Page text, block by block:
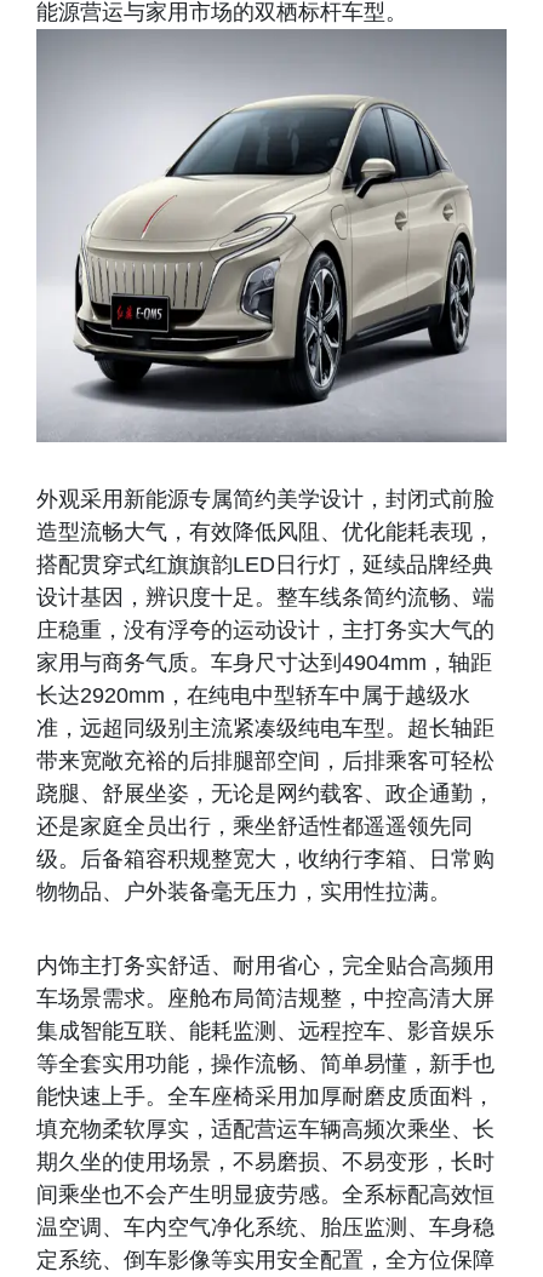
能源营运与家用市场的双栖标杆车型。
外观采用新能源专属简约美学设计，封闭式前脸
造型流畅大气，有效降低风阻、优化能耗表现，
搭配贯穿式红旗旗韵LED日行灯，延续品牌经典
设计基因，辨识度十足。整车线条简约流畅、端
庄稳重，没有浮夸的运动设计，主打务实大气的
家用与商务气质。车身尺寸达到4904mm，轴距
长达2920mm，在纯电中型轿车中属于越级水
准，远超同级别主流紧凑级纯电车型。超长轴距
带来宽敞充裕的后排腿部空间，后排乘客可轻松
跷腿、舒展坐姿，无论是网约载客、政企通勤，
还是家庭全员出行，乘坐舒适性都遥遥领先同
级。后备箱容积规整宽大，收纳行李箱、日常购
物物品、户外装备毫无压力，实用性拉满。
内饰主打务实舒适、耐用省心，完全贴合高频用
车场景需求。座舱布局简洁规整，中控高清大屏
集成智能互联、能耗监测、远程控车、影音娱乐
等全套实用功能，操作流畅、简单易懂，新手也
能快速上手。全车座椅采用加厚耐磨皮质面料，
填充物柔软厚实，适配营运车辆高频次乘坐、长
期久坐的使用场景，不易磨损、不易变形，长时
间乘坐也不会产生明显疲劳感。全系标配高效恒
温空调、车内空气净化系统、胎压监测、车身稳
定系统、倒车影像等实用安全配置，全方位保障